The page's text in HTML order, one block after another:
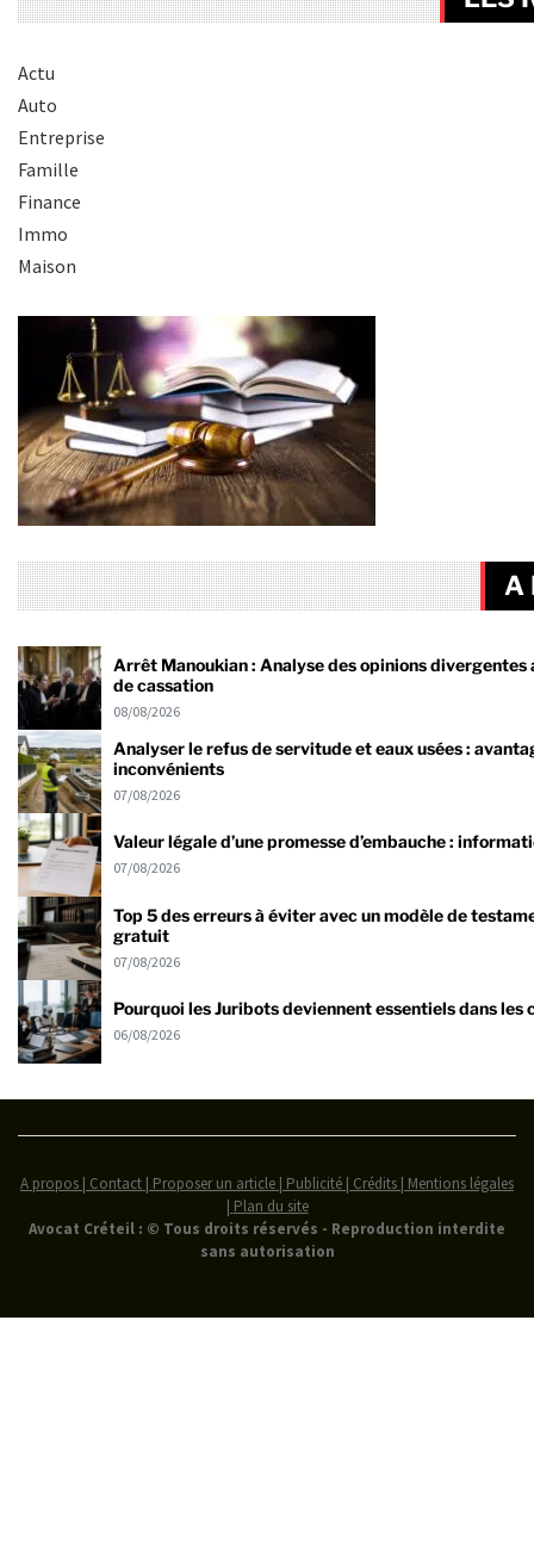
Actu
Auto
Entreprise
Famille
Finance
Immo
Maison
A
Arrêt Manoukian : Analyse des opinions divergentes
de cassation
08/08/2026
Analyser le refus de servitude et eaux usées :
inconvénients
07/08/2026
Valeur légale d’une promesse d’embauche :
07/08/2026
Top 5 des erreurs à éviter avec un modèle de
gratuit
07/08/2026
Pourquoi les Juribots deviennent essentiels dans les
06/08/2026
A propos | Contact | Proposer un article | Publicité | Crédits | Mentions légales
| Plan du site
Avocat Créteil : © Tous droits réservés - Reproduction interdite
sans autorisation